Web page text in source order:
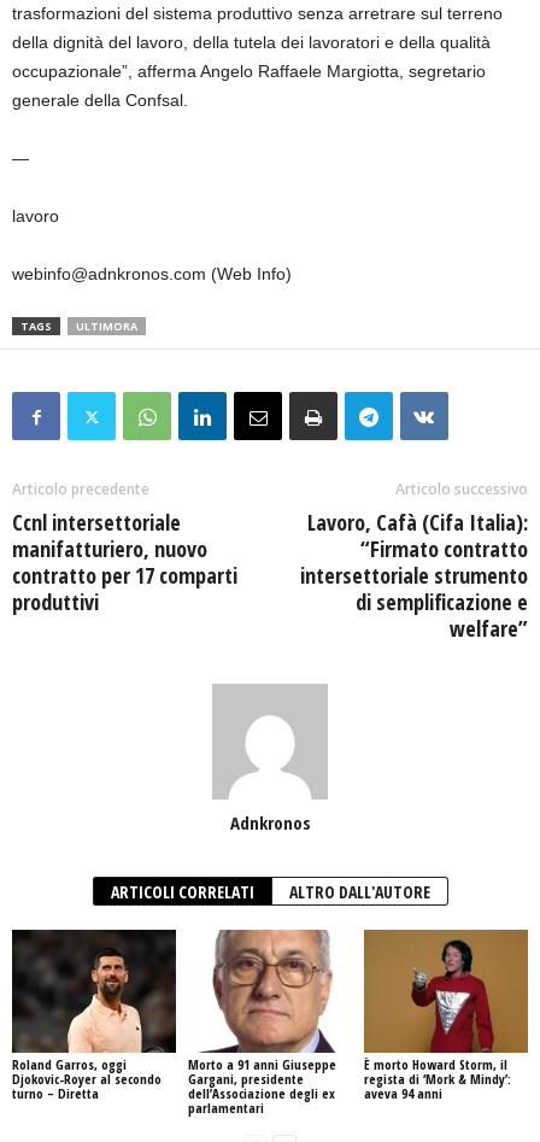
trasformazioni del sistema produttivo senza arretrare sul terreno
della dignità del lavoro, della tutela dei lavoratori e della qualità
occupazionale”, afferma Angelo Raffaele Margiotta, segretario
generale della Confsal.
—
lavoro
webinfo@adnkronos.com (Web Info)
TAGS ULTIMORA
Articolo precedente
Ccnl intersettoriale
manifatturiero, nuovo
contratto per 17 comparti
produttivi
Articolo successivo
Lavoro, Cafà (Cifa Italia):
“Firmato contratto
intersettoriale strumento
di semplificazione e
welfare”
Adnkronos
ARTICOLI CORRELATI ALTRO DALL'AUTORE
Roland Garros, oggi
Djokovic-Royer al secondo
turno – Diretta
Morto a 91 anni Giuseppe
Gargani, presidente
dell’Associazione degli ex
parlamentari
È morto Howard Storm, il
regista di ‘Mork & Mindy’:
aveva 94 anni